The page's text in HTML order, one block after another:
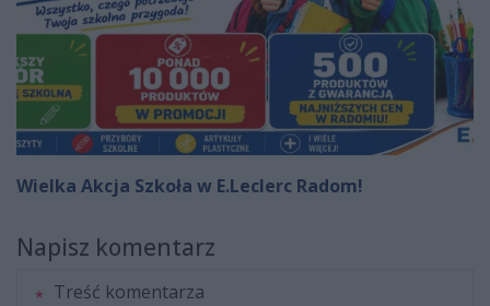
Wielka Akcja Szkoła w E.Leclerc Radom!
Napisz komentarz
Treść komentarza